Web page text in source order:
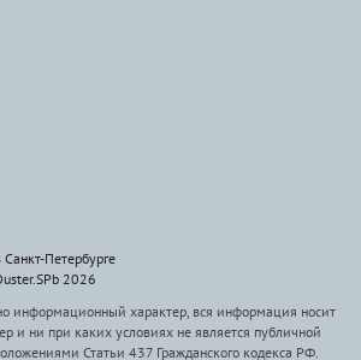
Петербурге
2026
информационный характер, вся информация носит
и ни при каких условиях не является публичной
Статьи 437 Гражданского кодекса РФ.